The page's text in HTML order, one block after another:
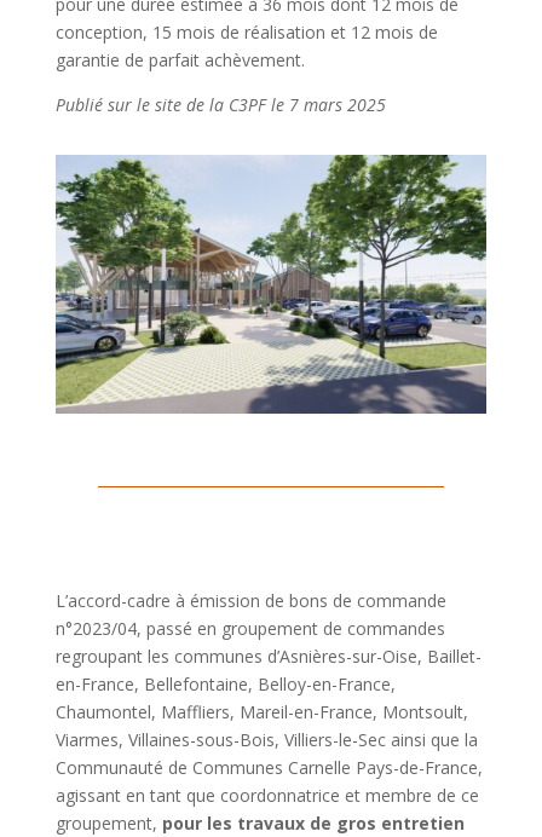
conception, 15 mois de réalisation et 12 mois de
garantie de parfait achèvement.
Publié sur le site de la C3PF le 7 mars 2025
L’accord-cadre à émission de bons de commande
n°2023/04, passé en groupement de commandes
regroupant les communes d’Asnières-sur-Oise, Baillet-
en-France, Bellefontaine, Belloy-en-France,
Chaumontel, Maffliers, Mareil-en-France, Montsoult,
Viarmes, Villaines-sous-Bois, Villiers-le-Sec ainsi que la
Communauté de Communes Carnelle Pays-de-France,
agissant en tant que coordonnatrice et membre de ce
groupement, pour les travaux de gros entretien